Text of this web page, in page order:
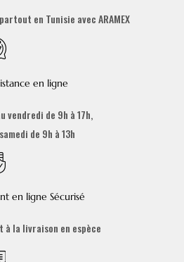
en Tunisie avec ARAMEX
en ligne
vendredi de 9h à 17h,
de 9h à 13h
en ligne Sécurisé
à la livraison en espèce